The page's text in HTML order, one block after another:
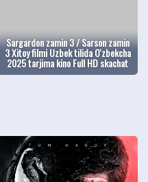
Sargardon zamin 3 / Sarson zamin
3 Xitoy filmi Uzbek tilida O'zbekcha
2025 tarjima kino Full HD skachat